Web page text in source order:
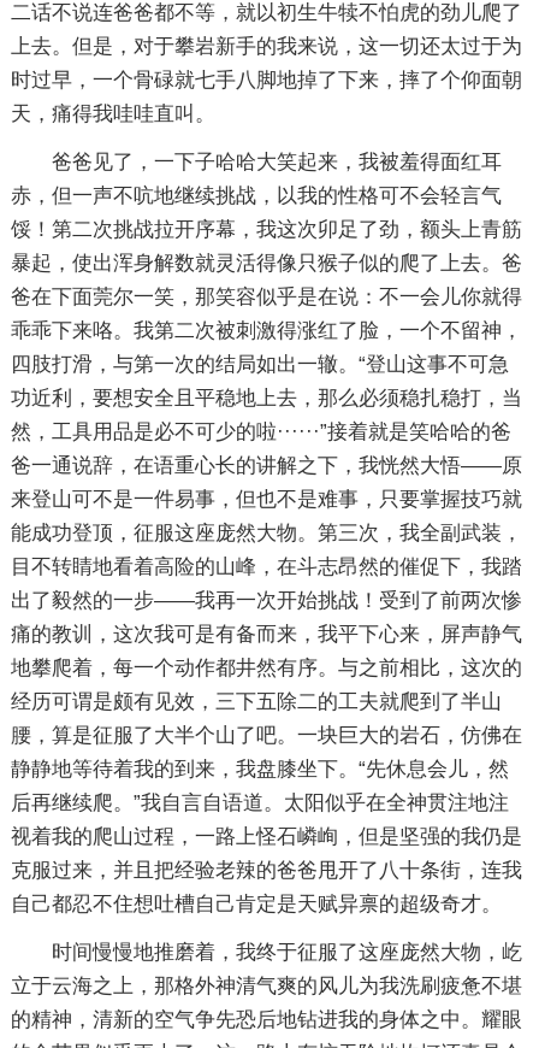
二话不说连爸爸都不等，就以初生牛犊不怕虎的劲儿爬了
上去。但是，对于攀岩新手的我来说，这一切还太过于为
时过早，一个骨碌就七手八脚地掉了下来，摔了个仰面朝
天，痛得我哇哇直叫。
爸爸见了，一下子哈哈大笑起来，我被羞得面红耳
赤，但一声不吭地继续挑战，以我的性格可不会轻言气
馁！第二次挑战拉开序幕，我这次卯足了劲，额头上青筋
暴起，使出浑身解数就灵活得像只猴子似的爬了上去。爸
爸在下面莞尔一笑，那笑容似乎是在说：不一会儿你就得
乖乖下来咯。我第二次被刺激得涨红了脸，一个不留神，
四肢打滑，与第一次的结局如出一辙。“登山这事不可急
功近利，要想安全且平稳地上去，那么必须稳扎稳打，当
然，工具用品是必不可少的啦······”接着就是笑哈哈的爸
爸一通说辞，在语重心长的讲解之下，我恍然大悟——原
来登山可不是一件易事，但也不是难事，只要掌握技巧就
能成功登顶，征服这座庞然大物。第三次，我全副武装，
目不转睛地看着高险的山峰，在斗志昂然的催促下，我踏
出了毅然的一步——我再一次开始挑战！受到了前两次惨
痛的教训，这次我可是有备而来，我平下心来，屏声静气
地攀爬着，每一个动作都井然有序。与之前相比，这次的
经历可谓是颇有见效，三下五除二的工夫就爬到了半山
腰，算是征服了大半个山了吧。一块巨大的岩石，仿佛在
静静地等待着我的到来，我盘膝坐下。“先休息会儿，然
后再继续爬。”我自言自语道。太阳似乎在全神贯注地注
视着我的爬山过程，一路上怪石嶙峋，但是坚强的我仍是
克服过来，并且把经验老辣的爸爸甩开了八十条街，连我
自己都忍不住想吐槽自己肯定是天赋异禀的超级奇才。
时间慢慢地推磨着，我终于征服了这座庞然大物，屹
立于云海之上，那格外神清气爽的风儿为我洗刷疲惫不堪
的精神，清新的空气争先恐后地钻进我的身体之中。耀眼